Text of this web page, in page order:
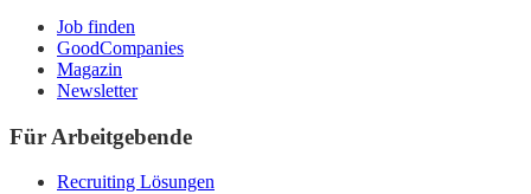
Job finden
GoodCompanies
Magazin
Newsletter
Für Arbeitgebende
Recruiting Lösungen